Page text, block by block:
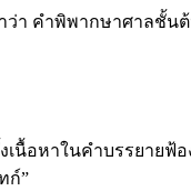
คำพิพากษาศาลชั้นต้
นื้อหาในคำบรรยาย
ก์”